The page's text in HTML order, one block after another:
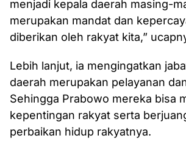
menjadi kepala daerah masing-
merupakan mandat dan
diberikan oleh rakyat kita,”
Lebih lanjut, ia mengingatkan
daerah merupakan pelayanan
Sehingga Prabowo mereka bisa
kepentingan rakyat serta
perbaikan hidup rakyatnya.